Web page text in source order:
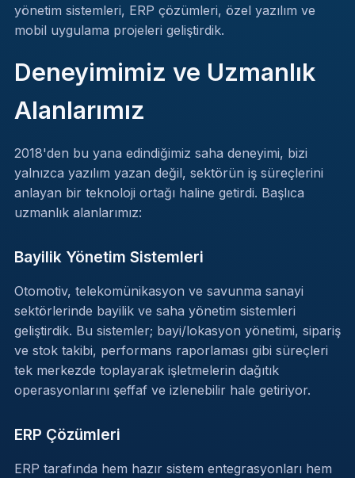
yönetim sistemleri, ERP çözümleri, özel yazılım ve
mobil uygulama projeleri geliştirdik.
Deneyimimiz ve Uzmanlık
Alanlarımız
2018'den bu yana edindiğimiz saha deneyimi, bizi
yalnızca yazılım yazan değil, sektörün iş süreçlerini
anlayan bir teknoloji ortağı haline getirdi. Başlıca
uzmanlık alanlarımız:
Bayilik Yönetim Sistemleri
Otomotiv, telekomünikasyon ve savunma sanayi
sektörlerinde bayilik ve saha yönetim sistemleri
geliştirdik. Bu sistemler; bayi/lokasyon yönetimi, sipariş
ve stok takibi, performans raporlaması gibi süreçleri
tek merkezde toplayarak işletmelerin dağıtık
operasyonlarını şeffaf ve izlenebilir hale getiriyor.
ERP Çözümleri
ERP tarafında hem hazır sistem entegrasyonları hem